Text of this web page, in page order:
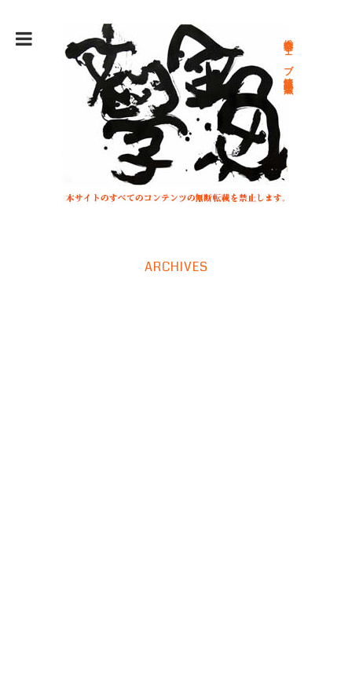
総合文学ウェブ情報誌 文学金魚
ARCHIVES